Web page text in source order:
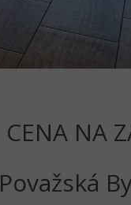
CENA NA
Považská